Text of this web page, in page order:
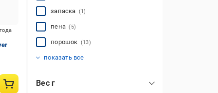
запаска (1)
пена(5)
порошок (13)
показать все
Вес г